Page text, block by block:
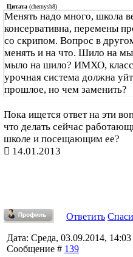
Цитата (chernysh8)
Менять надо много, школа
консервативна, перемены
со скрипом. Вопрос в
менять и на что. Шило на
мыло на шило? ИМХО,
урочная система должна
прошлое, но чем заменить?
Пока ищется ответ на эти
что делать сейчас
школе и посещающим ее?
14.01.2013
Ответить
Дата: Среда, 03.09.2014, 14:03
Сообщение # 139